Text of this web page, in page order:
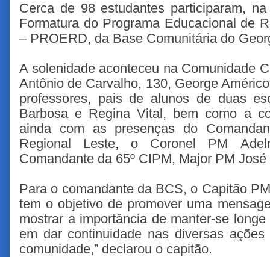
Cerca de 98 estudantes participaram,
Formatura do Programa Educacional de
– PROERD, da Base Comunitária do
A solenidade aconteceu na Comunidade
Antônio de Carvalho, 130, George
professores, pais de alunos de duas
Barbosa e Regina Vital, bem como a
ainda com as presenças do
Regional Leste, o Coronel PM
Comandante da 65º CIPM, Major PM
Para o comandante da BCS, o Capitão
tem o objetivo de promover uma
mostrar a importância de manter-se
em dar continuidade nas diversas
comunidade,” declarou o capitão.